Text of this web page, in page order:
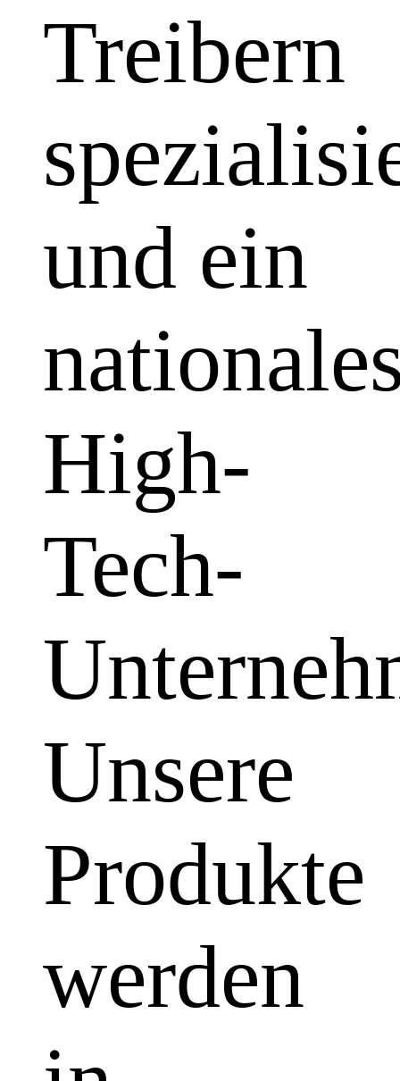
Treibern
und ein
High-
Tech-
Unsere
Produkte
werden